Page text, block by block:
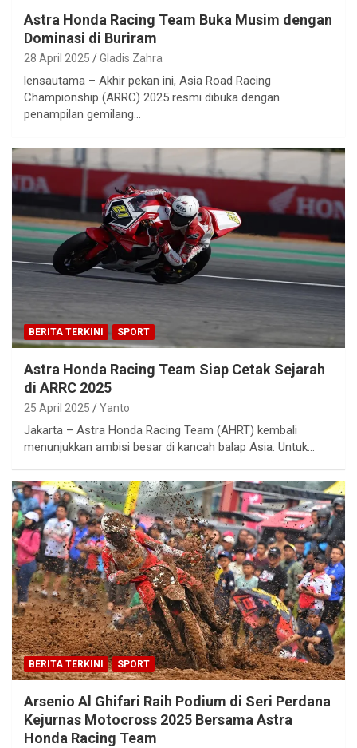
Astra Honda Racing Team Buka Musim dengan
Dominasi di Buriram
28 April 2025 Gladis Zahra
lensautama – Akhir pekan ini, Asia Road Racing
Championship (ARRC) 2025 resmi dibuka dengan
penampilan gemilang…
BERITA TERKINI SPORT
Astra Honda Racing Team Siap Cetak Sejarah
di ARRC 2025
25 April 2025 Yanto
Jakarta – Astra Honda Racing Team (AHRT) kembali
menunjukkan ambisi besar di kancah balap Asia. Untuk…
BERITA TERKINI SPORT
Arsenio Al Ghifari Raih Podium di Seri Perdana
Kejurnas Motocross 2025 Bersama Astra
Honda Racing Team